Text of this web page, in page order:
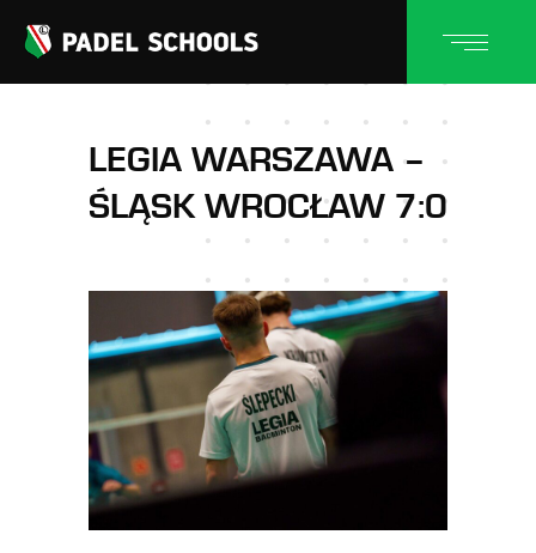
LEGIA WARSZAWA –
ŚLĄSK WROCŁAW 7:0